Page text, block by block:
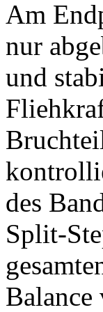
Am
nur
und
des
Split-
Balance